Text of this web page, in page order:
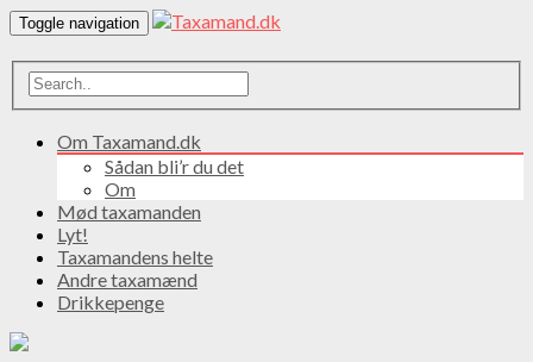
Toggle navigation
Om Taxamand.dk
Sådan bli’r du det
Om
Mød taxamanden
Lyt!
Taxamandens helte
Andre taxamænd
Drikkepenge